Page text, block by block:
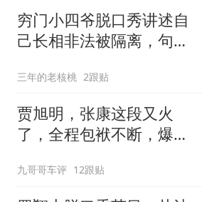
穷门小四爷脱口秀讲述自
己长相非法被隔离，句句
三年的老核桃 2跟贴
贾旭明，张康这段又火
了，全程包袱不断，爆笑
九哥哥车评 12跟贴